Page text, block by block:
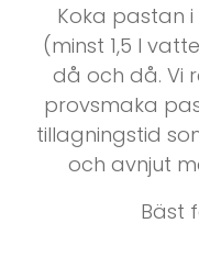
Koka pastan
(minst 1,5 l
då och då. Vi
provsmaka
tillagningstid
och avnjut
Bäst